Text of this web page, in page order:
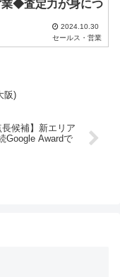
業◆査定力が身につ
2024.10.30
セールス・営業
阪)
候補】新エリア
Google Awardで